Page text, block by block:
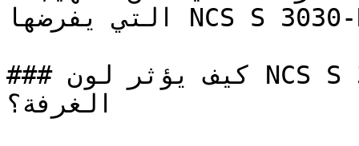
التي يفرضها NCS S 3030-R20B.
### كيف يؤثر لون NCS S 3030-R20B على الإضاءة واتساع
الغرفة؟